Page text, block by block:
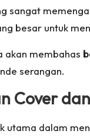
sangat
besar untuk
akan membahas
serangan.
Cover
utama dalam